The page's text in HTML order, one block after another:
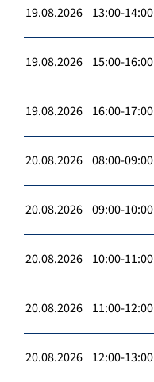
19.08.2026 13:00-14:00
19.08.2026 15:00-16:00
19.08.2026 16:00-17:00
20.08.2026 08:00-09:00
20.08.2026 09:00-10:00
20.08.2026 10:00-11:00
20.08.2026 11:00-12:00
20.08.2026 12:00-13:00